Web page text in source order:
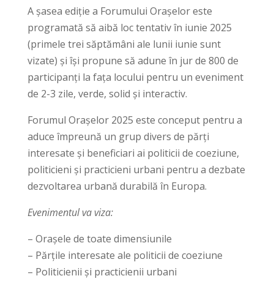
A șasea ediție a Forumului Orașelor este
programată să aibă loc tentativ în iunie 2025
(primele trei săptămâni ale lunii iunie sunt
vizate) și își propune să adune în jur de 800 de
participanți la fața locului pentru un eveniment
de 2-3 zile, verde, solid și interactiv.
Forumul Orașelor 2025 este conceput pentru a
aduce împreună un grup divers de părți
interesate și beneficiari ai politicii de coeziune,
politicieni și practicieni urbani pentru a dezbate
dezvoltarea urbană durabilă în Europa.
Evenimentul va viza:
– Orașele de toate dimensiunile
– Părțile interesate ale politicii de coeziune
– Politicienii și practicienii urbani